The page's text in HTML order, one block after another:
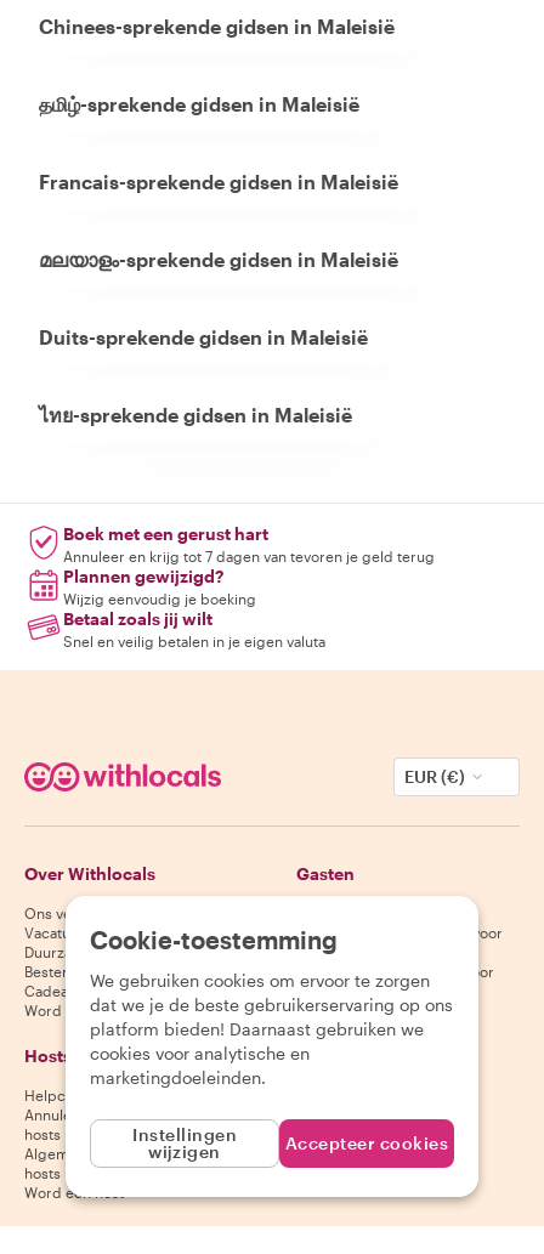
Chinees-sprekende gidsen in Maleisië
தமிழ்-sprekende gidsen in Maleisië
Francais-sprekende gidsen in Maleisië
മലയാളം-sprekende gidsen in Maleisië
Duits-sprekende gidsen in Maleisië
ไทย-sprekende gidsen in Maleisië
Boek met een gerust hart
Annuleer en krijg tot 7 dagen van tevoren je geld terug
Plannen gewijzigd?
Wijzig eenvoudig je boeking
Betaal zoals jij wilt
Snel en veilig betalen in je eigen valuta
EUR (€)
Over Withlocals
Ons verhaal
Vacatures
Duurzaamheid
Bestemmingen
Cadeaubonnen
Word partner
Gasten
Annuleringsvoorwaarden voor
gasten
Algemene voorwaarden voor
gasten
Hosts
Helpcentrum voor hosts
Annuleringsvoorwaarden voor
hosts
Algemene voorwaarden voor
hosts
Word een host
Download onze app
Cookie-toestemming
We gebruiken cookies om ervoor te zorgen
dat we je de beste gebruikerservaring op ons
platform bieden! Daarnaast gebruiken we
cookies voor analytische en
marketingdoeleinden.
Instellingen
wijzigen
Accepteer cookies